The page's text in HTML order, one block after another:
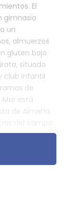
El
gimnasio
un
almuerzos
gluten bajo
situado
club infantil
de
está
de Almería.